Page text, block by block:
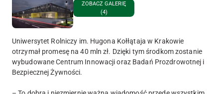
ZOBACZ GALERIĘ
(4)
Uniwersytet Rolniczy im. Hugona Kołłątaja w Krakowie
otrzymał promesę na 40 mln zł. Dzięki tym środkom zostanie
wybudowane Centrum Innowacji oraz Badań Prozdrowotnej i
Bezpiecznej Żywności.